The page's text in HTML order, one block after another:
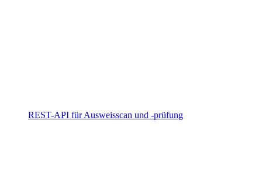
REST-API für Ausweisscan und -prüfung